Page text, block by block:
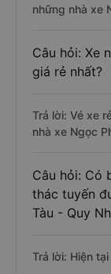
những nhà xe
Câu hỏi: Xe
giá rẻ nhất?
Trả lời: Vé xe
nhà xe Ngọc
Câu hỏi: Có
thác tuyến
Tàu - Quy
Trả lời: Hiện